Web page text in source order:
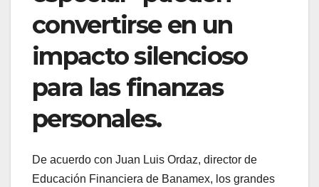
convertirse en un
impacto silencioso
para las finanzas
personales.
De acuerdo con Juan Luis Ordaz, director de
Educación Financiera de Banamex, los grandes